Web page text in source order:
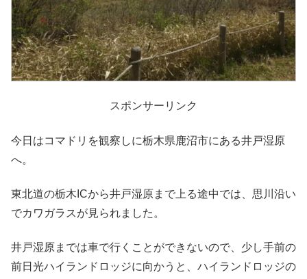
スポンサーリンク
今日はコマドリを観察しに栃木県鹿沼市にある井戸湿原
へ。
東北道の栃木ICから井戸湿原まで上る途中では、思川沿い
でカワガラスが見られました。
井戸湿原までは車で行くことができないので、少し手前の
前日光ハイランドロッジに向かうと、ハイランドロッジの